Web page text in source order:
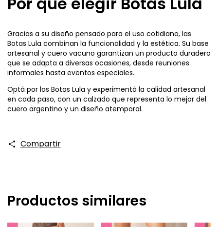
Gracias a su diseño pensado para el uso cotidiano, las
Botas Lula combinan la funcionalidad y la estética. Su base
artesanal y cuero vacuno garantizan un producto duradero
que se adapta a diversas ocasiones, desde reuniones
informales hasta eventos especiales.
Optá por las Botas Lula y experimentá la calidad artesanal
en cada paso, con un calzado que representa lo mejor del
cuero argentino y un diseño atemporal.
Compartir
Productos similares